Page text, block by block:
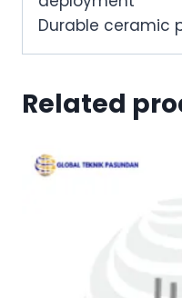
Durable ceramic
Related